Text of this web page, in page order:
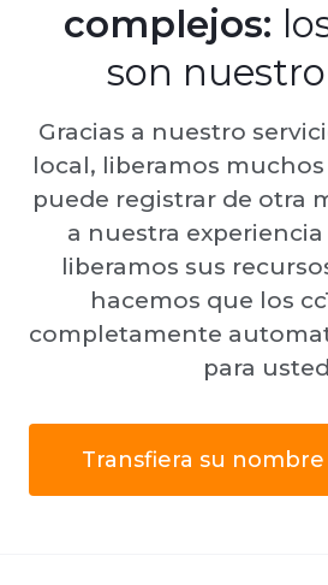
complejos:
son
Gracias a nuestro
local, liberamos
puede registrar de otra
a nuestra experiencia
liberamos sus
hacemos que los
completamente
para
Transfiera su